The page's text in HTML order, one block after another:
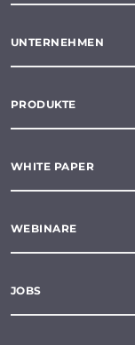
UNTERNEHMEN
PRODUKTE
WHITE PAPER
WEBINARE
JOBS